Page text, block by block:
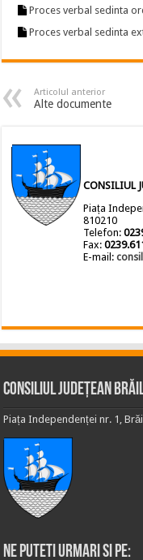
Proces verbal sedinta
Proces verbal sedinta
Articolul anterior
Alte documente
CONSILIUL
Piața
810210
Telefon:
Fax:
E-mail:
Consiliul Județean
Piața Independenței nr. 1,
Ne puteti urmari si pe: